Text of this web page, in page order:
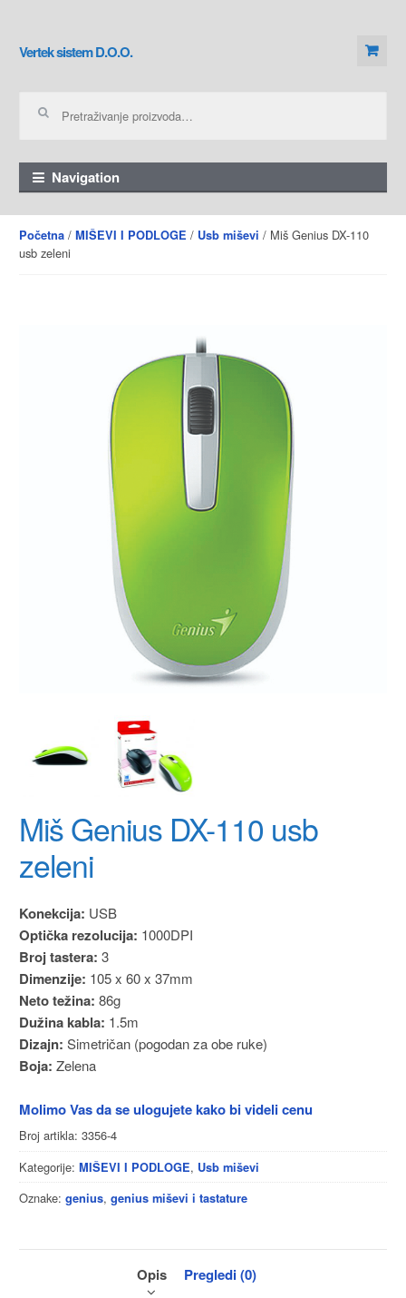
Skip to navigation
Skip to content
Vertek sistem D.O.O.
Navigation
Početna/ MIŠEVI I PODLOGE / Usb miševi / Miš Genius DX-110
usb zeleni
Miš Genius DX-110 usb
zeleni
Konekcija: USB
Optička rezolucija: 1000DPI
Broj tastera: 3
Dimenzije: 105 x 60 x 37mm
Neto težina: 86g
Dužina kabla: 1.5m
Dizajn: Simetričan (pogodan za obe ruke)
Boja: Zelena
Molimo Vas da se ulogujete kako bi videli cenu
Broj artikla: 3356-4
Kategorije: MIŠEVI I PODLOGE, Usb miševi
Oznake: genius, genius miševi i tastature
Opis Pregledi (0)